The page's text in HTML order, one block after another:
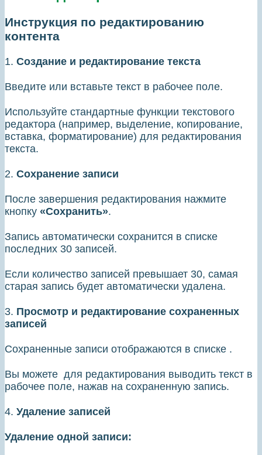
Инструкция по редактированию
контента
1. Создание и редактирование текста
Введите или вставьте текст в рабочее поле.
Используйте стандартные функции текстового
редактора (например, выделение, копирование,
вставка, форматирование) для редактирования
текста.
2. Сохранение записи
После завершения редактирования нажмите
кнопку «Сохранить».
Запись автоматически сохранится в списке
последних 30 записей.
Если количество записей превышает 30, самая
старая запись будет автоматически удалена.
3. Просмотр и редактирование сохраненных
записей
Сохраненные записи отображаются в списке .
Вы можете для редактирования выводить текст в
рабочее поле, нажав на сохраненную запись.
4. Удаление записей
Удаление одной записи: